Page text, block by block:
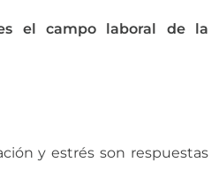
el campo laboral de la
y estrés son respuestas